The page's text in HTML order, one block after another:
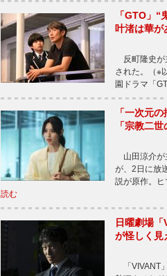
「GTO」
叶渚は華が
反町隆史が
された。（※
園ドラマ「
「一次元
「宗教二
山田涼介が
が、2日に放
説が原作。
読む
日曜劇場
が怪しく見
「VIVANT